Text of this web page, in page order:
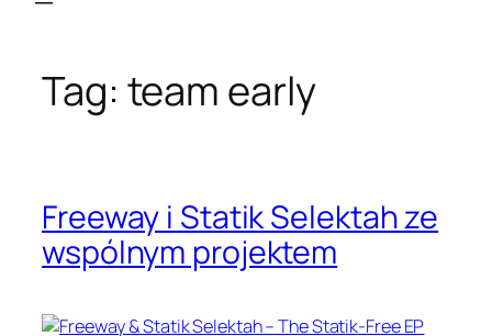
Tag: team early
Freeway i Statik Selektah ze
wspólnym projektem